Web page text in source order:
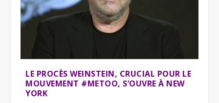
LE PROCÈS WEINSTEIN, CRUCIAL POUR LE
MOUVEMENT #METOO, S’OUVRE À NEW
YORK